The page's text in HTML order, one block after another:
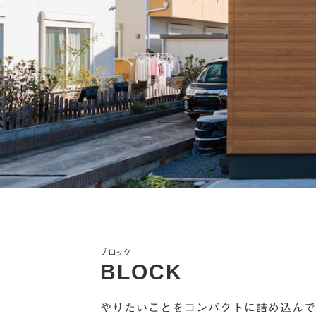
ブロック
BLOCK
やりたいことをコンパクトに詰め込ん